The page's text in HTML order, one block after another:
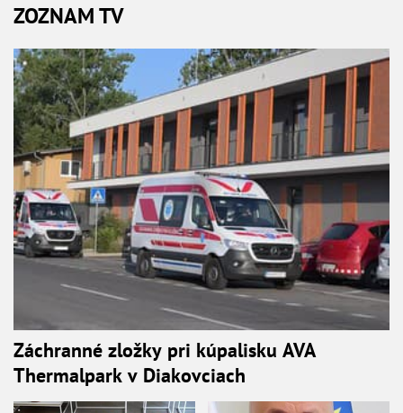
ZOZNAM TV
Záchranné zložky pri kúpalisku AVA
Thermalpark v Diakovciach